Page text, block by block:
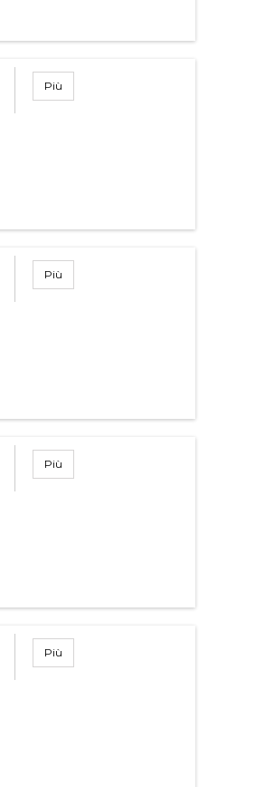
Più
Più
Più
Più